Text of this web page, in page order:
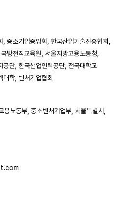
, 중소기업중앙회, 한국산업기술진흥협회,
방전직교육원, 서울지방고용노동청,
공단, 한국산업인력공단, 전국대학교
대학, 벤처기업협회
노동부, 중소벤처기업부, 서울특별시,